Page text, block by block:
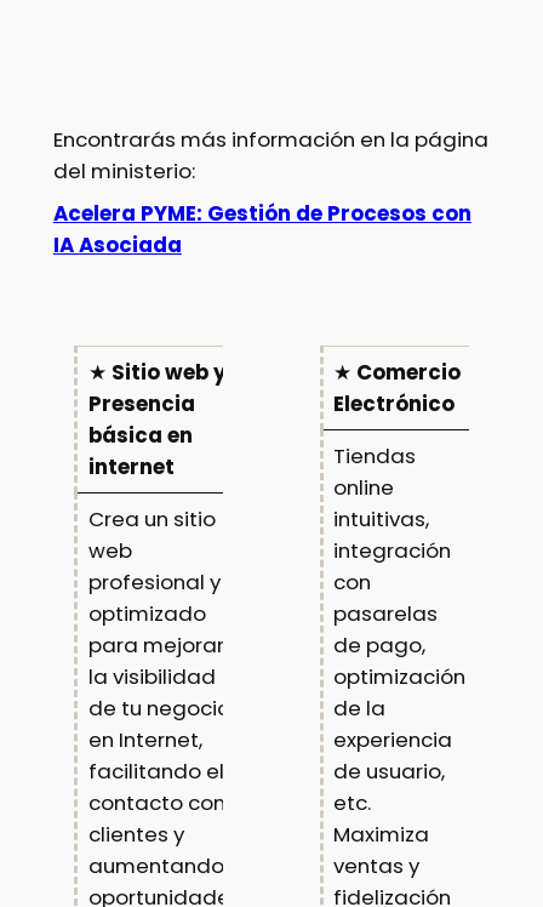
Encontrarás más información en la página
del ministerio:
Acelera PYME: Gestión de Procesos con
IA Asociada
★ Sitio web y
Presencia
básica en
internet
Crea un sitio
web
profesional y
optimizado
para mejorar
la visibilidad
de tu negocio
en Internet,
facilitando el
contacto con
clientes y
aumentando
oportunidades
★ Comercio
Electrónico
Tiendas
online
intuitivas,
integración
con
pasarelas
de pago,
optimización
de la
experiencia
de usuario,
etc.
Maximiza
ventas y
fidelización